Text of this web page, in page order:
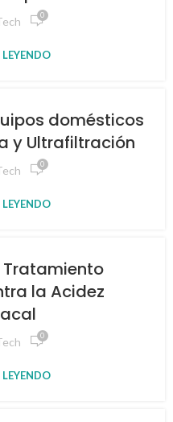
0
domésticos
y Ultrafiltración
0
la Acidez
0